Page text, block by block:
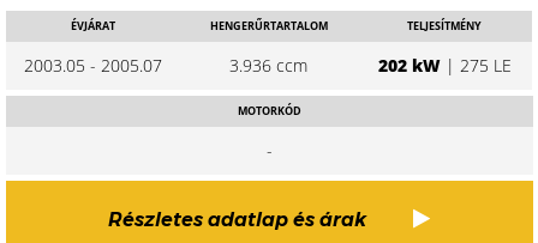
ÉVJÁRAT
2003.05 - 2005.07
HENGERŰRTARTALOM
3.936 ccm
TELJESÍTMÉNY
202 kW| 275 LE
MOTORKÓD
-
Részletes adatlap és árak